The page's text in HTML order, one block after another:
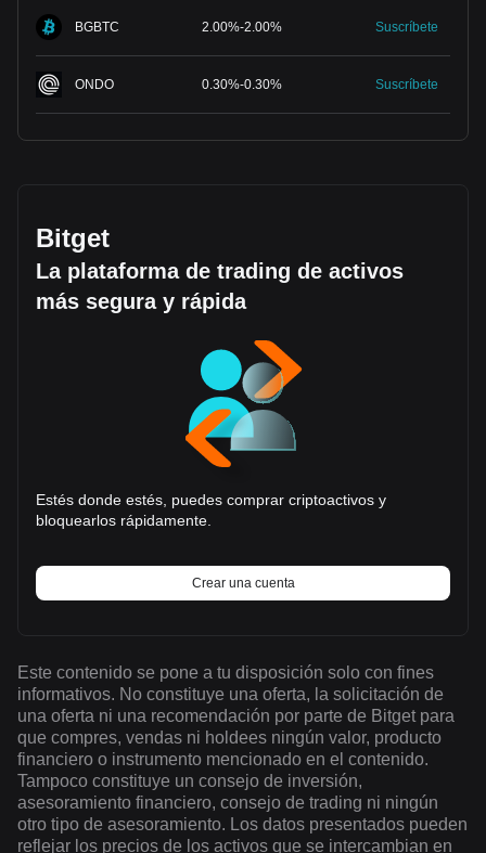
BGBTC 2.00%-2.00% Suscríbete
ONDO 0.30%-0.30% Suscríbete
Bitget
La plataforma de trading de activos
más segura y rápida
Estés donde estés, puedes comprar criptoactivos y
bloquearlos rápidamente.
Crear una cuenta
Este contenido se pone a tu disposición solo con fines
informativos. No constituye una oferta, la solicitación de
una oferta ni una recomendación por parte de Bitget para
que compres, vendas ni holdees ningún valor, producto
financiero o instrumento mencionado en el contenido.
Tampoco constituye un consejo de inversión,
asesoramiento financiero, consejo de trading ni ningún
otro tipo de asesoramiento. Los datos presentados pueden
reflejar los precios de los activos que se intercambian en